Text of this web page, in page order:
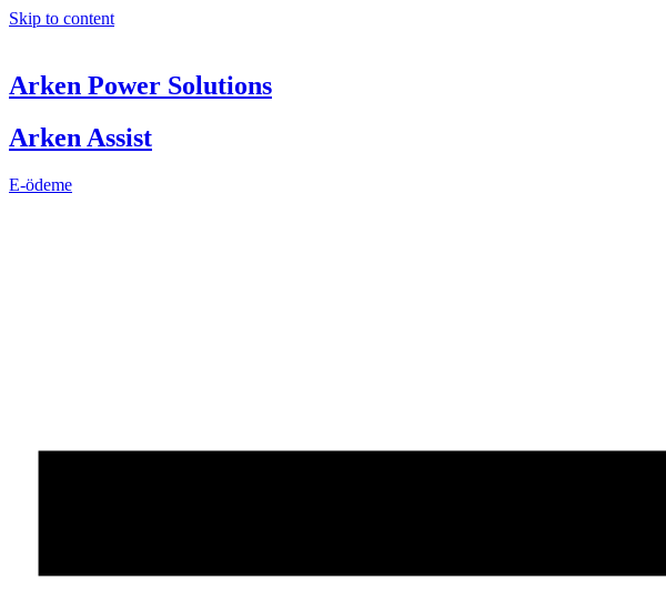
Skip to content
Arken Power Solutions
Arken Assist
E-ödeme